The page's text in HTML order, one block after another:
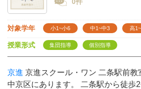
対象学年 小1~小6 中1~中3 高
授業形式 集団指導 個別指導
京進 京進スクール・ワン 二条駅前
中京区にあります。 二条駅から徒歩